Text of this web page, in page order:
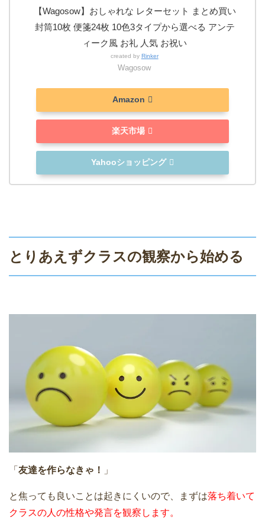
【Wagosow】おしゃれな レターセット まとめ買い
封筒10枚 便箋24枚 10色3タイプから選べる アンテ
ィーク風 お礼 人気 お祝い
created by Rinker
Wagosow
Amazon
楽天市場
Yahooショッピング
とりあえずクラスの観察から始める
「 友達を作らなきゃ！ 」
と焦っても良いことは起きにくいので、まずは落ち着いて
クラスの人の性格や発言を観察します。